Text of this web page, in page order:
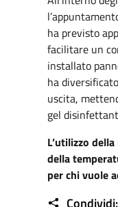
ha previsto
facilitare un
installato
ha
uscita,
gel
L’utilizzo
della
per chi vuole
Condividi: